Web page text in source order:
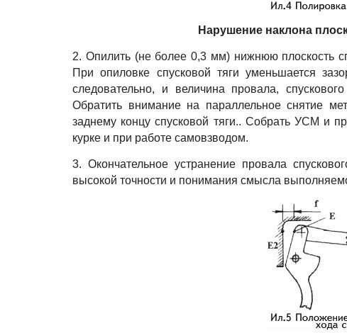
Нарушение наклона
2. Опилить (не более 0,3 мм) нижнюю плоскость
При опиловке спусковой тяги уменьшается
следовательно, и величина провала,
Обратить внимание на параллельное снятие
заднему концу спусковой тяги.. Собрать УСМ и
курке и при работе самовзводом.
3. Окончательное устранение провала
высокой точности и понимания смысла